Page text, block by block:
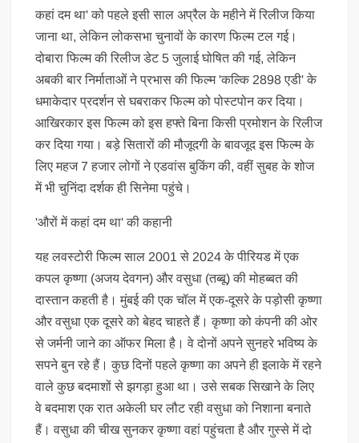
कहां दम था' को पहले इसी साल अप्रैल के महीने में रिलीज किया
जाना था, लेकिन लोकसभा चुनावों के कारण फिल्म टल गई।
दोबारा फिल्म की रिलीज डेट 5 जुलाई घोषित की गई, लेकिन
अबकी बार निर्माताओं ने प्रभास की फिल्म 'कल्कि 2898 एडी' के
धमाकेदार प्रदर्शन से घबराकर फिल्म को पोस्टपोन कर दिया।
आखिरकार इस फिल्म को इस हफ्ते बिना किसी प्रमोशन के रिलीज
कर दिया गया। बड़े सितारों की मौजूदगी के बावजूद इस फिल्म के
लिए महज 7 हजार लोगों ने एडवांस बुकिंग की, वहीं सुबह के शोज
में भी चुनिंदा दर्शक ही सिनेमा पहुंचे।
'औरों में कहां दम था' की कहानी
यह लवस्टोरी फिल्म साल 2001 से 2024 के पीरियड में एक
कपल कृष्णा (अजय देवगन) और वसुधा (तब्बू) की मोहब्बत की
दास्तान कहती है। मुंबई की एक चॉल में एक-दूसरे के पड़ोसी कृष्णा
और वसुधा एक दूसरे को बेहद चाहते हैं। कृष्णा को कंपनी की ओर
से जर्मनी जाने का ऑफर मिला है। वे दोनों अपने सुनहरे भविष्य के
सपने बुन रहे हैं। कुछ दिनों पहले कृष्णा का अपने ही इलाके में रहने
वाले कुछ बदमाशों से झगड़ा हुआ था। उसे सबक सिखाने के लिए
वे बदमाश एक रात अकेली घर लौट रही वसुधा को निशाना बनाते
हैं। वसुधा की चीख सुनकर कृष्णा वहां पहुंचता है और गुस्से में दो